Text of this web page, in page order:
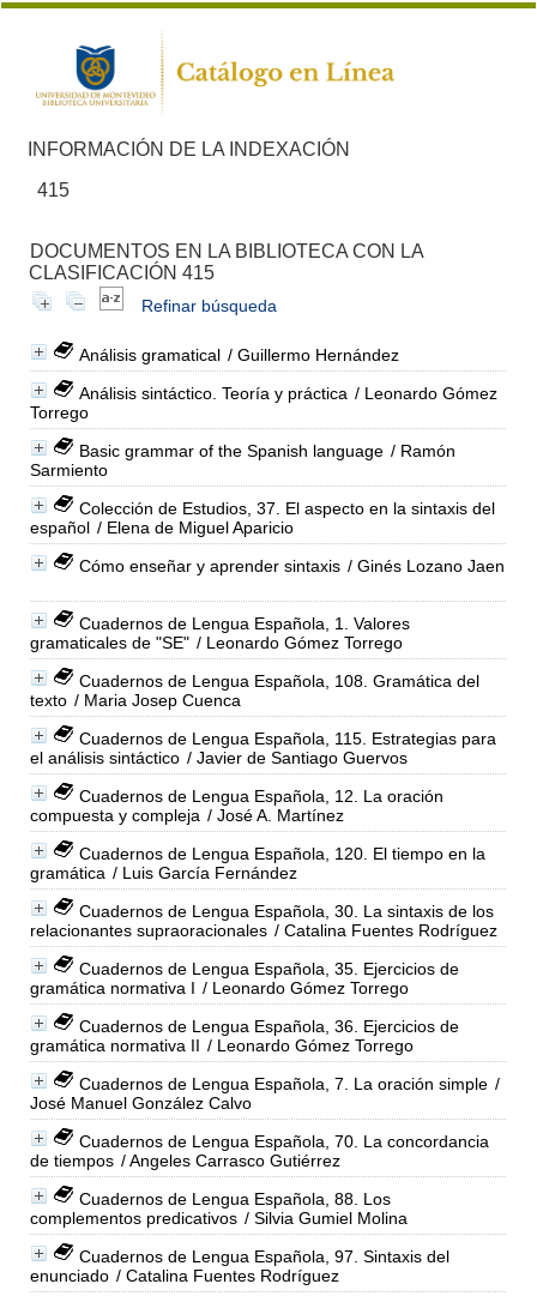
INFORMACIÓN DE LA INDEXACIÓN
415
DOCUMENTOS EN LA BIBLIOTECA CON LA
CLASIFICACIÓN 415
Refinar búsqueda
Análisis gramatical / Guillermo Hernández
Análisis sintáctico. Teoría y práctica / Leonardo Gómez
Torrego
Basic grammar of the Spanish language / Ramón
Sarmiento
Colección de Estudios, 37. El aspecto en la sintaxis del
español / Elena de Miguel Aparicio
Cómo enseñar y aprender sintaxis / Ginés Lozano Jaen
Cuadernos de Lengua Española, 1. Valores
gramaticales de "SE" / Leonardo Gómez Torrego
Cuadernos de Lengua Española, 108. Gramática del
texto / Maria Josep Cuenca
Cuadernos de Lengua Española, 115. Estrategias para
el análisis sintáctico / Javier de Santiago Guervos
Cuadernos de Lengua Española, 12. La oración
compuesta y compleja / José A. Martínez
Cuadernos de Lengua Española, 120. El tiempo en la
gramática / Luis García Fernández
Cuadernos de Lengua Española, 30. La sintaxis de los
relacionantes supraoracionales / Catalina Fuentes Rodríguez
Cuadernos de Lengua Española, 35. Ejercicios de
gramática normativa I / Leonardo Gómez Torrego
Cuadernos de Lengua Española, 36. Ejercicios de
gramática normativa II / Leonardo Gómez Torrego
Cuadernos de Lengua Española, 7. La oración simple /
José Manuel González Calvo
Cuadernos de Lengua Española, 70. La concordancia
de tiempos / Angeles Carrasco Gutiérrez
Cuadernos de Lengua Española, 88. Los
complementos predicativos / Silvia Gumiel Molina
Cuadernos de Lengua Española, 97. Sintaxis del
enunciado / Catalina Fuentes Rodríguez